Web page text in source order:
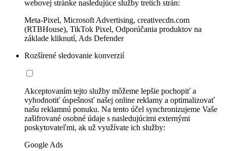
webovej stránke nasledujúce služby tretích strán:
Meta-Pixel, Microsoft Advertising, creativecdn.com
(RTBHouse), TikTok Pixel, Odporúčania produktov na
základe kliknutí, Ads Defender
Rozšírené sledovanie konverzií
Akceptovaním tejto služby môžeme lepšie pochopiť a
vyhodnotiť úspešnosť našej online reklamy a optimalizovať
našu reklamnú ponuku. Na tento účel synchronizujeme Vaše
zašifrované osobné údaje s nasledujúcimi externými
poskytovateľmi, ak už využívate ich služby:
Google Ads